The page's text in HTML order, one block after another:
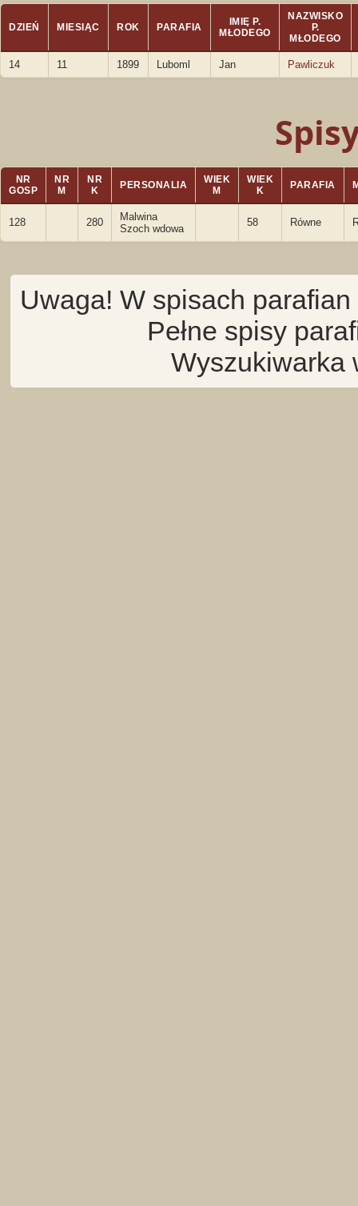
DZIEŃ MIESIĄC ROK PARAFIA
IMIĘ P.
MŁODEGO
NAZWISKO
P.
MŁODEGO
14 11 1899 Luboml Jan Pawliczuk
NR
GOSP
NR
M
NR
K
PERSONALIA
WIEK
M
WIEK
K
PARAFIA
128 280
Malwina
Szoch wdowa
58 Równe
Uwaga! W spisach
Pełne spisy
Wyszukiwarka